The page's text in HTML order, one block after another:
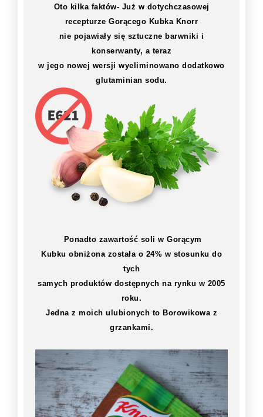
Oto kilka faktów- Już w dotychczasowej
recepturze Gorącego Kubka Knorr
nie pojawiały się sztuczne barwniki i
konserwanty, a teraz
w jego nowej wersji wyeliminowano dodatkowo
glutaminian sodu.
Ponadto zawartość soli w Gorącym
Kubku obniżona została o 24% w stosunku do
tych
samych produktów dostępnych na rynku w 2005
roku.
Jedna z moich ulubionych to Borowikowa z
grzankami.